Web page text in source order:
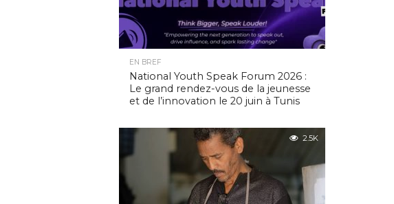
EN BREF
National Youth Speak Forum 2026 :
Le grand rendez-vous de la jeunesse
et de l’innovation le 20 juin à Tunis
2.5K